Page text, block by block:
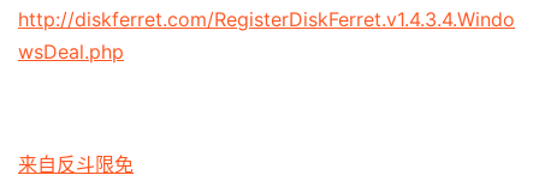
http://diskferret.com/RegisterDiskFerret.v1.4.3.4.Windo
wsDeal.php
来自反斗限免